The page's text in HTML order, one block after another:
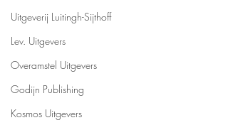
Uitgeverij Luitingh-Sijthoff
Lev. Uitgevers
Overamstel Uitgevers
Godijn Publishing
Kosmos Uitgevers